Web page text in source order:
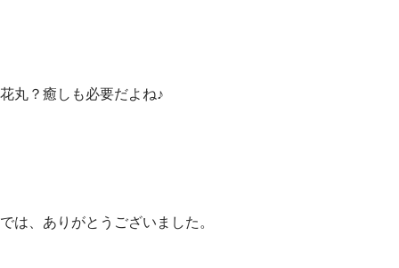
花丸？癒しも必要だよね♪
では、ありがとうございました。